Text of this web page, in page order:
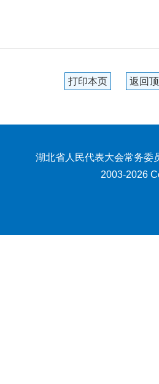
打印本页 返回
湖北省人民代表大会常务委
2003-2026